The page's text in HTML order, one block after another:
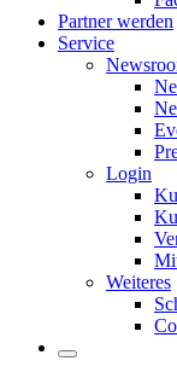
Partner werden
Service
Login
Weiteres